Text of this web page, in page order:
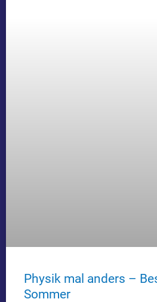
Physik mal anders –
Sommer